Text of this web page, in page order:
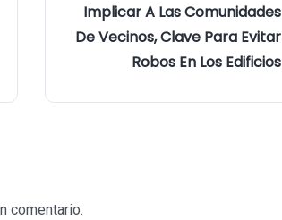
Implicar A Las Comunidades
De Vecinos, Clave Para Evitar
Robos En Los Edificios
comentario.